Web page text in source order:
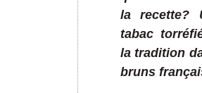
la recette?
tabac
la tradition
bruns